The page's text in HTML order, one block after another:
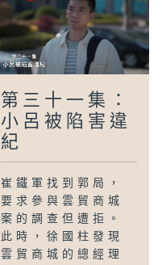
第三十一集：
小呂被陷害違
紀
崔鐵軍找到郭局，
要求參與雲貿商城
案的調查但遭拒。
此時，徐國柱發現
雲貿商城的總經理